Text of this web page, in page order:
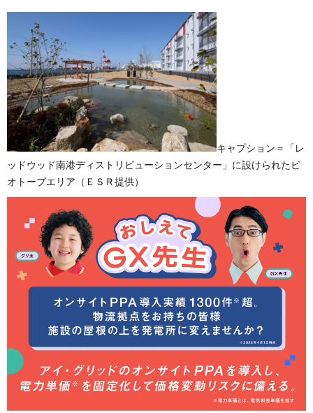
キャプション＝「レ
ッドウッド南港ディストリビューションセンター」に設けられたビ
オトープエリア（ＥＳＲ提供）